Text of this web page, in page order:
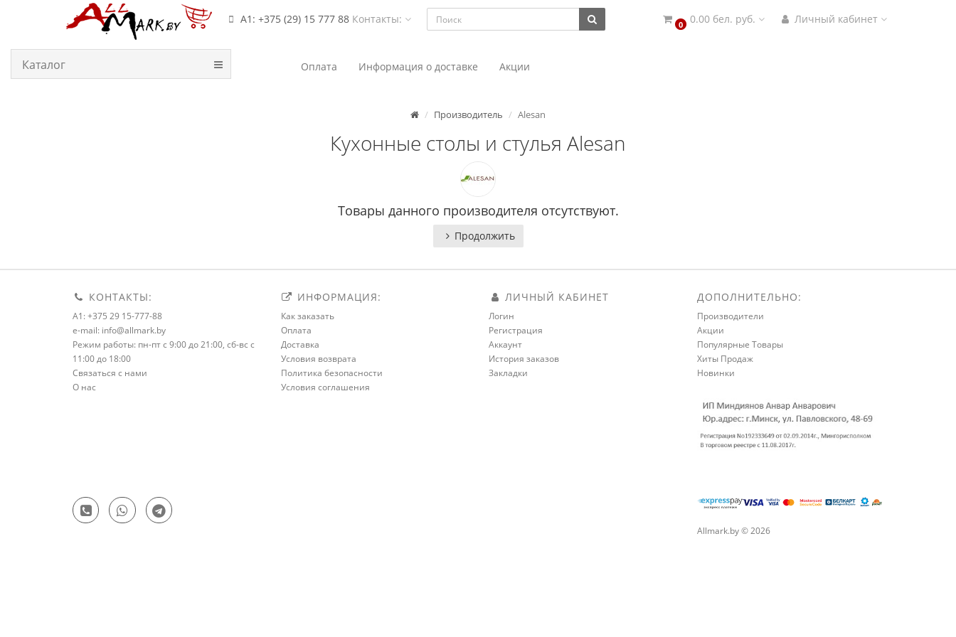
А1: +375 (29) 15 777 88 Контакты: 0 0.00 бел. руб. Личный кабинет
Каталог Оплата Информация о доставке Акции
Производитель Alesan
Кухонные столы и стулья Alesan
Товары данного производителя отсутствуют.
Продолжить
КОНТАКТЫ:
A1: +375 29 15-777-88
e-mail: info@allmark.by
Режим работы: пн-пт с 9:00 до 21:00, сб-вс с
11:00 до 18:00
Связаться с нами
О нас
ИНФОРМАЦИЯ:
Как заказать
Оплата
Доставка
Условия возврата
Политика безопасности
Условия соглашения
ЛИЧНЫЙ КАБИНЕТ
Логин
Регистрация
Аккаунт
История заказов
Закладки
ДОПОЛНИТЕЛЬНО:
Производители
Акции
Популярные Товары
Хиты Продаж
Новинки
Allmark.by © 2026